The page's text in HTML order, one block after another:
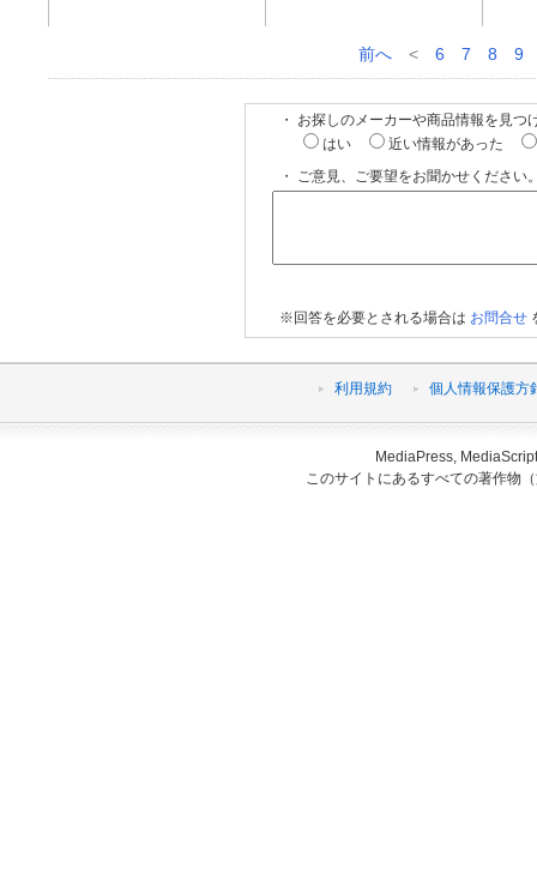
前へ < 6 7 8 9
・ お探しのメーカーや商品情報を見つ
はい
近い情報があった
・ ご意見、ご要望をお聞かせください
※回答を必要とされる場合は お問合せ
利用規約 個人情報保護方
MediaPress,
このサイトにあるすべての著作物